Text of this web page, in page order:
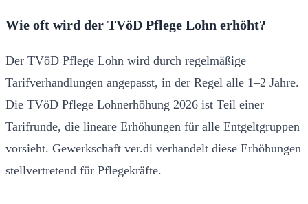
Wie oft wird der TVöD Pflege Lohn erhöht?
Der TVöD Pflege Lohn wird durch regelmäßige
Tarifverhandlungen angepasst, in der Regel alle 1–2 Jahre.
Die TVöD Pflege Lohnerhöhung 2026 ist Teil einer
Tarifrunde, die lineare Erhöhungen für alle Entgeltgruppen
vorsieht. Gewerkschaft ver.di verhandelt diese Erhöhungen
stellvertretend für Pflegekräfte.